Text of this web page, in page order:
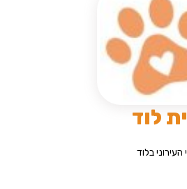
לוד
בלוד